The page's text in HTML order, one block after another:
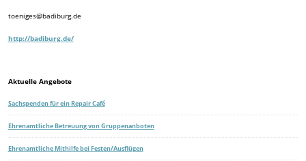
toeniges@badiburg.de
http://badiburg.de/
Aktuelle Angebote
Sachspenden für ein Repair Café
Ehrenamtliche Betreuung von Gruppenanboten
Ehrenamtliche Mithilfe bei Festen/Ausflügen